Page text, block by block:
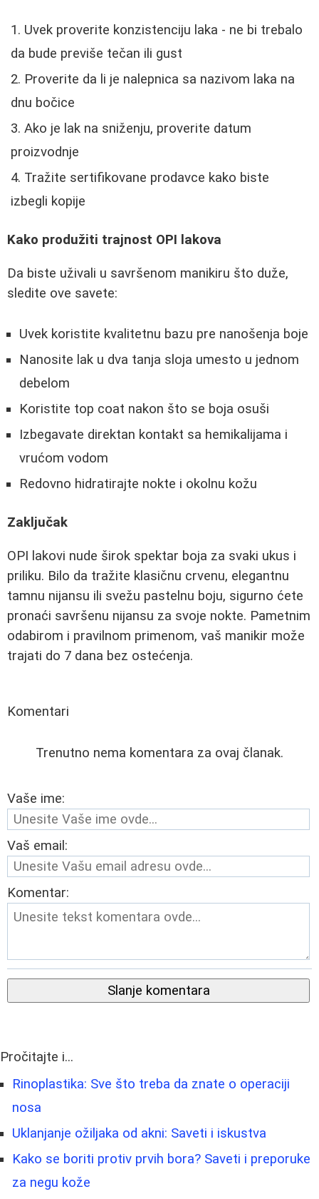
Uvek proverite konzistenciju laka - ne bi trebalo
da bude previše tečan ili gust
Proverite da li je nalepnica sa nazivom laka na
dnu bočice
Ako je lak na sniženju, proverite datum
proizvodnje
Tražite sertifikovane prodavce kako biste
izbegli kopije
Kako produžiti trajnost OPI lakova
Da biste uživali u savršenom manikiru što duže,
sledite ove savete:
Uvek koristite kvalitetnu bazu pre nanošenja boje
Nanosite lak u dva tanja sloja umesto u jednom
debelom
Koristite top coat nakon što se boja osuši
Izbegavate direktan kontakt sa hemikalijama i
vrućom vodom
Redovno hidratirajte nokte i okolnu kožu
Zaključak
OPI lakovi nude širok spektar boja za svaki ukus i
priliku. Bilo da tražite klasičnu crvenu, elegantnu
tamnu nijansu ili svežu pastelnu boju, sigurno ćete
pronaći savršenu nijansu za svoje nokte. Pametnim
odabirom i pravilnom primenom, vaš manikir može
trajati do 7 dana bez ostećenja.
Komentari
Trenutno nema komentara za ovaj članak.
Vaše ime:
Vaš email:
Komentar:
Slanje komentara
Pročitajte i...
Rinoplastika: Sve što treba da znate o operaciji
nosa
Uklanjanje ožiljaka od akni: Saveti i iskustva
Kako se boriti protiv prvih bora? Saveti i preporuke
za negu kože